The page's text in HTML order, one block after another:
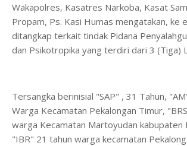
Wakapolres, Kasatres Narkoba, Kasat
Propam, Ps. Kasi Humas mengatakan, ke
ditangkap terkait tindak Pidana
dan Psikotropika yang terdiri dari 3 (Tiga)
Tersangka berinisial "SAP" , 31 Tahun,
Warga Kecamatan Pekalongan Timur,
warga Kecamatan Martoyudan kabupaten
"IBR" 21 tahun warga kecamatan